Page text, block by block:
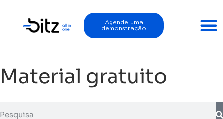
Agende uma
demonstração
Material gratuito